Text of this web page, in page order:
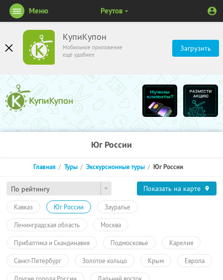
КупиКупон
Мобильное приложение
ещё удобнее
Загрузить
Меню Реутов
Юг России
По рейтингу
Главная Туры Экскурсионные туры Юг России
Показать на карте
Кавказ Юг России Зауралье
Ленинградская область Москва
Прибалтика и Скандинавия Подмосковье Карелия
Санкт-Петербург Золотое кольцо Крым Европа